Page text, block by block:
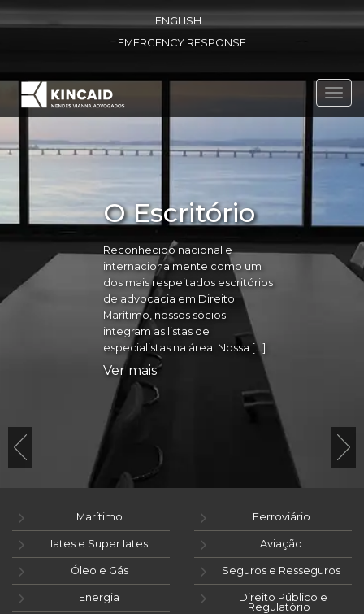
ENGLISH
EMERGENCY RESPONSE
O Escritório
Reconhecido nacional e
internacionalmente como um
dos mais respeitados escritórios
de advocacia em Direito
Marítimo, nossos sócios
integram as listas de
especialistas na área. Nossa […]
Ver mais
Marítimo
Iates e Super Iates
Óleo e Gás
Energia
Ferroviário
Aviação
Seguros e Resseguros
Direito Público e
Regulatório